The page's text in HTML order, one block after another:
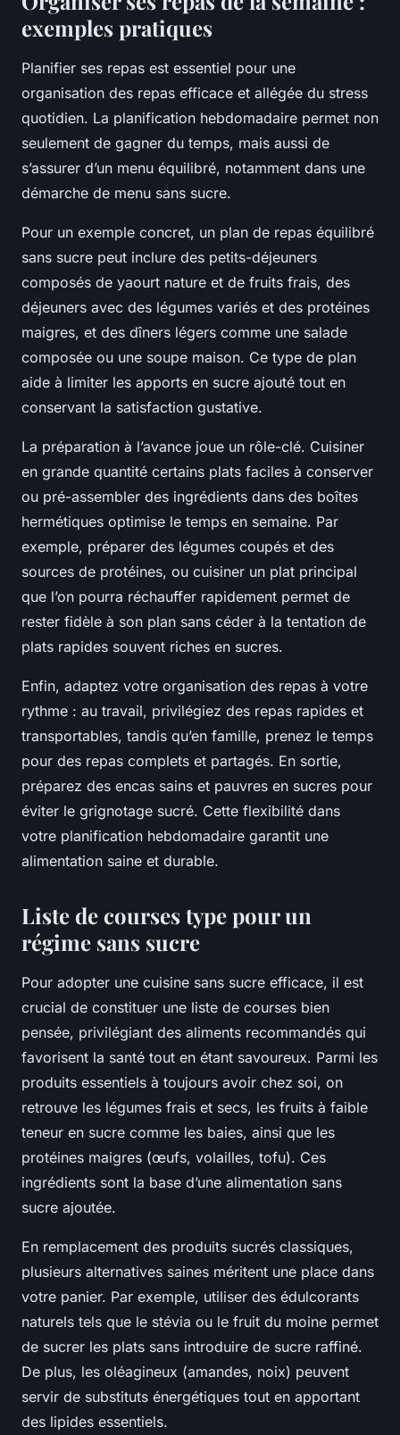
exemples pratiques
Planifier ses repas est essentiel pour une
organisation des repas efficace et allégée du stress
quotidien. La planification hebdomadaire permet non
seulement de gagner du temps, mais aussi de
s’assurer d’un menu équilibré, notamment dans une
démarche de menu sans sucre.
Pour un exemple concret, un plan de repas équilibré
sans sucre peut inclure des petits-déjeuners
composés de yaourt nature et de fruits frais, des
déjeuners avec des légumes variés et des protéines
maigres, et des dîners légers comme une salade
composée ou une soupe maison. Ce type de plan
aide à limiter les apports en sucre ajouté tout en
conservant la satisfaction gustative.
La préparation à l’avance joue un rôle-clé. Cuisiner
en grande quantité certains plats faciles à conserver
ou pré-assembler des ingrédients dans des boîtes
hermétiques optimise le temps en semaine. Par
exemple, préparer des légumes coupés et des
sources de protéines, ou cuisiner un plat principal
que l’on pourra réchauffer rapidement permet de
rester fidèle à son plan sans céder à la tentation de
plats rapides souvent riches en sucres.
Enfin, adaptez votre organisation des repas à votre
rythme : au travail, privilégiez des repas rapides et
transportables, tandis qu’en famille, prenez le temps
pour des repas complets et partagés. En sortie,
préparez des encas sains et pauvres en sucres pour
éviter le grignotage sucré. Cette flexibilité dans
votre planification hebdomadaire garantit une
alimentation saine et durable.
Liste de courses type pour un
régime sans sucre
Pour adopter une cuisine sans sucre efficace, il est
crucial de constituer une liste de courses bien
pensée, privilégiant des aliments recommandés qui
favorisent la santé tout en étant savoureux. Parmi les
produits essentiels à toujours avoir chez soi, on
retrouve les légumes frais et secs, les fruits à faible
teneur en sucre comme les baies, ainsi que les
protéines maigres (œufs, volailles, tofu). Ces
ingrédients sont la base d’une alimentation sans
sucre ajoutée.
En remplacement des produits sucrés classiques,
plusieurs alternatives saines méritent une place dans
votre panier. Par exemple, utiliser des édulcorants
naturels tels que le stévia ou le fruit du moine permet
de sucrer les plats sans introduire de sucre raffiné.
De plus, les oléagineux (amandes, noix) peuvent
servir de substituts énergétiques tout en apportant
des lipides essentiels.